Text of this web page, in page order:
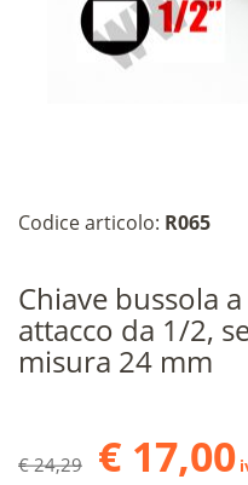
Codice articolo: R065
Chiave bussola
attacco da 1/2,
misura 24 mm
€ 24,29 € 17,00